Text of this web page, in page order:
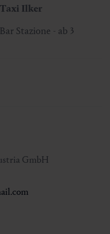
Ilker
Stazione - ab 3
GmbH